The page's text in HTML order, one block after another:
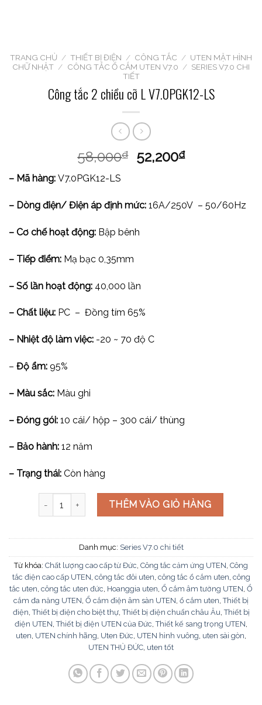
TRANG CHỦ / THIẾT BỊ ĐIỆN / CÔNG TẮC / UTEN MẶT HÌNH
CHỮ NHẬT / CÔNG TẮC Ổ CẮM UTEN V7.0 / SERIES V7.0 CHI
TIẾT
Công tắc 2 chiều cỡ L V7.0PGK12-LS
58,000₫ 52,200₫
– Mã hàng: V7.0PGK12-LS
– Dòng điện/ Điện áp định mức: 16A/250V – 50/60Hz
– Cơ chế hoạt động: Bập bênh
– Tiếp điểm: Mạ bạc 0,35mm
– Số lần hoạt động: 40,000 lần
– Chất liệu: PC – Đồng tím 65%
– Nhiệt độ làm việc: -20 ~ 70 độ C
– Độ ẩm: 95%
– Màu sắc: Màu ghi
– Đóng gói: 10 cái/ hộp – 300 cái/ thùng
– Bảo hành: 12 năm
– Trạng thái: Còn hàng
Công tắc 2 chiều cỡ L V7.0PGK12-LS số lượng
THÊM VÀO GIỎ HÀNG
Danh mục: Series V7.0 chi tiết
Từ khóa: Chất lượng cao cấp từ Đức Công tắc cảm ứng UTEN Công
tắc điện cao cấp UTEN công tắc đôi uten công tắc ổ cắm uten công
tắc uten công tắc uten đức Hoanggia uten Ổ cắm âm tường UTEN Ổ
cắm đa năng UTEN Ổ cắm điện âm sàn UTEN ổ cắm uten ,Thiết bị
điện ,Thiết bị điện cho biệt thự,Thiết bị điện chuẩn châu Âu ,Thiết bị
điện UTEN ,Thiết bị điện UTEN của Đức ,Thiết kế sang trọng UTEN
uten UTEN chính hãng Uten Đức UTEN hình vuông uten sài gòn
UTEN THỦ ĐỨC uten tốt